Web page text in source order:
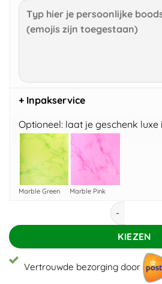
+ Inpakservice
Optioneel: laat je geschenk luxe
Marble Green Marble Pink
Kleurboek Glas in Lood dieren aantal
KIEZEN
Vertrouwde bezorging door